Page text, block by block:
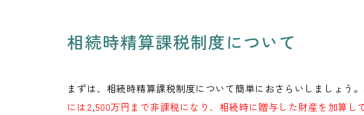
相続時精算課税制度について
まずは、相続時精算課税制度について簡単におさらいしましょう
には2,500万円まで非課税になり、相続時に贈与した財産を加算し